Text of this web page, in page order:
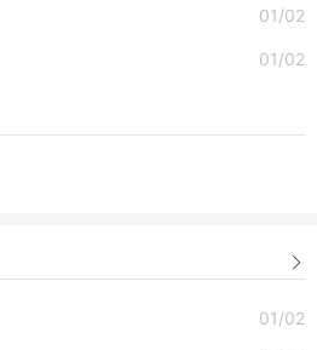
01/02
01/02

01/02